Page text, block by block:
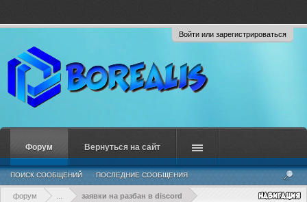
Войти или зарегистрироваться
форум заявки на разбан в discord
Форум
ПОИСК СООБЩЕНИЙ ПОСЛЕДНИЕ СООБЩЕНИЯ
Вернуться на сайт